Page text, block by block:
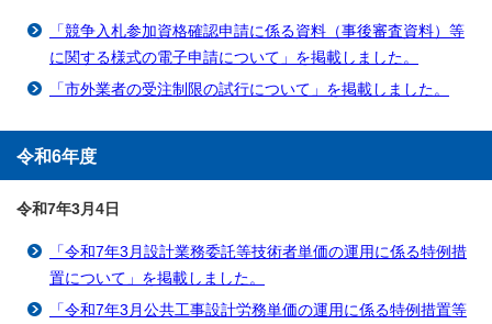
「競争入札参加資格確認申請に係る資料（事後審査資料）等
に関する様式の電子申請について」を掲載しました。
「市外業者の受注制限の試行について」を掲載しました。
令和6年度
令和7年3月4 日
「令和7年3月設計業務委託等技術者単価の運用に係る特例措
置について」を掲載しました。
「令和7年3月公共工事設計労務単価の運用に係る特例措置等